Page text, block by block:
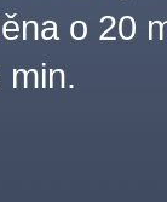
o 20
min.